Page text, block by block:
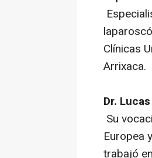
Clínicas
Arrixaca.
Dr.
Su
Europea
trabajó